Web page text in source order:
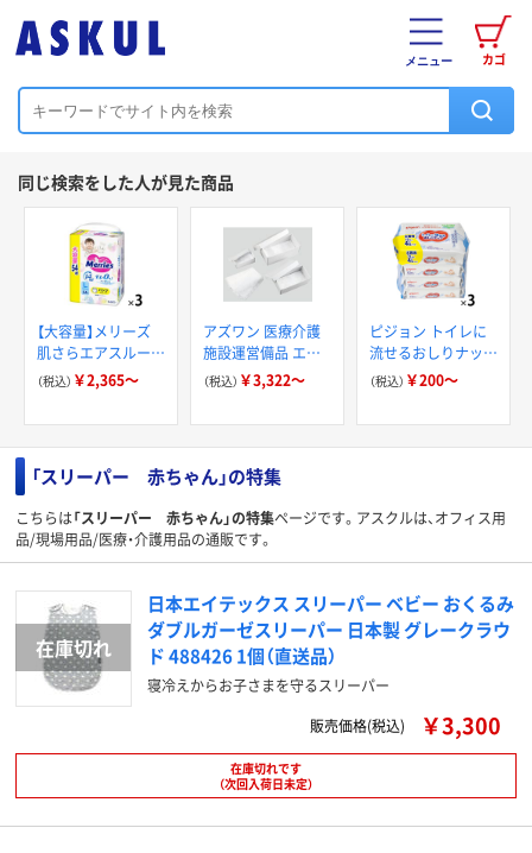
カゴ
メニュー
同じ検索をした人が見た商品
【大容量】メリーズ
肌さらエアスルー
パンツ 花王
（税込） ￥2,365～
アズワン 医療介護
施設運営備品 エン
ゼルボックス（死産
児用棺セット）
（税込） ￥3,322～
ピジョン トイレに
流せるおしりナップ
ふんわり厚手
（税込） ￥200～
「スリーパー 赤ちゃん」の特集
こちらは「スリーパー 赤ちゃん」の特集ページです。アスクルは、オフィス用
品/現場用品/医療・介護用品の通販です。
日本エイテックス スリーパー ベビー おくるみ
ダブルガーゼスリーパー 日本製 グレークラウ
ド 488426 1個（直送品）
寝冷えからお子さまを守るスリーパー
販売価格(税込)
￥3,300
在庫切れです
（次回入荷日未定）